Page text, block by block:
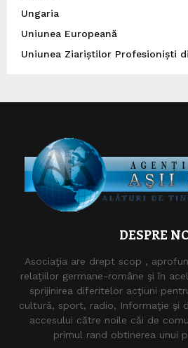
Ungaria
Uniunea Europeană
Uniunea Ziariștilor Profesioniști
DESPRE
Asociaţia are drept scop ,
relaţiilor germane-române şi în
sprijinirea diferitelor acţiuni
cultură, sport, radio, Informaţie şi
accesului către noile căi de
primul rand obtinerea unui